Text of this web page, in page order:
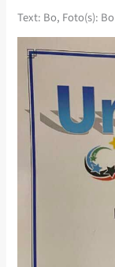
Text: Bo, Foto(s): Bo